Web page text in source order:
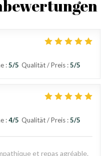
:5/5 Qualität / Preis :5/5
:4/5 Qualität / Preis :5/5
et repas agréable.